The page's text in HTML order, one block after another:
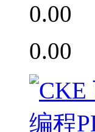
0.00
0.00